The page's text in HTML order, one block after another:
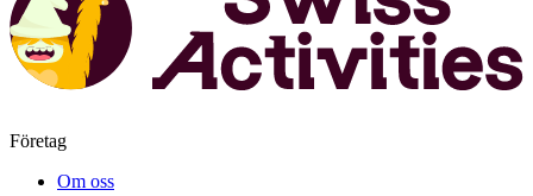
Företag
Om oss